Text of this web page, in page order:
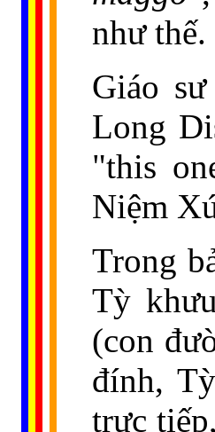
như thế.
Giáo
Long
"this
Niệm
Trong
Tỳ
(con
đính,
trực